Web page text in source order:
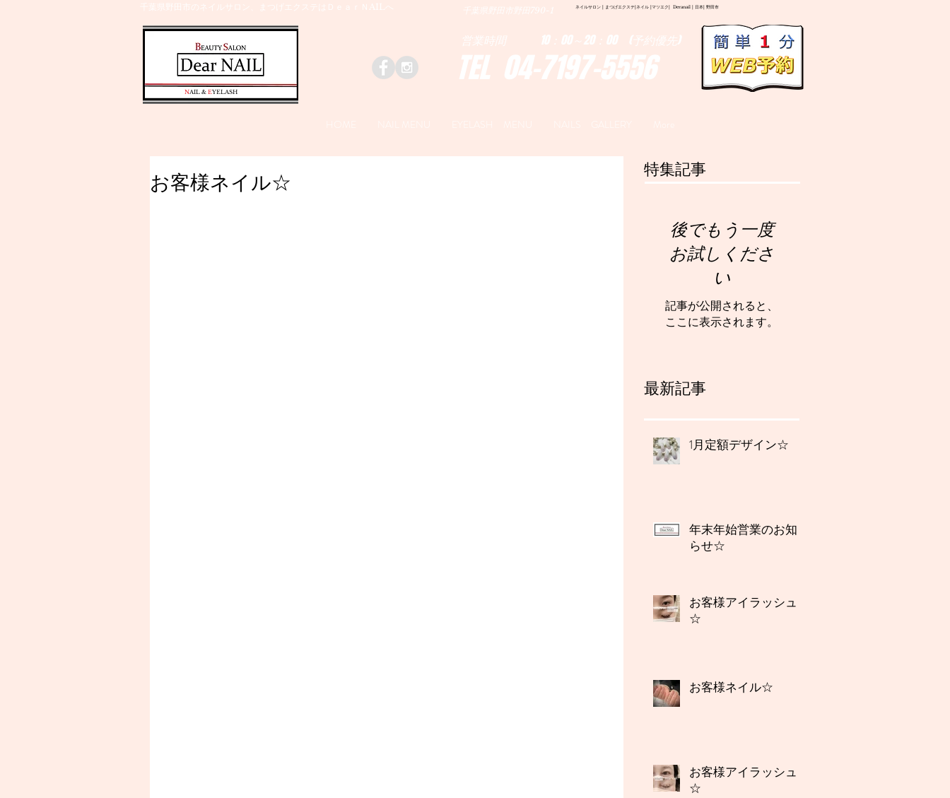
千葉県野田市のネイルサロン、まつげエクステはＤｅａｒＮAILへ ネイルサロン | まつげエクステ|ネイル |マツエク| Deranail | 日本| 野田市
千葉県野田市野田790-1
​NAIL & EYELASH
TEL 04-7197-5556
営業時間 10：00～20：00 (予約優先)
お客様ネイル☆
特集記事
後でもう一度
お試しくださ
い
記事が公開されると、
ここに表示されます。
最新記事
1月定額デザイン☆
年末年始営業のお知
らせ☆
お客様アイラッシュ
☆
お客様ネイル☆
お客様アイラッシュ
☆